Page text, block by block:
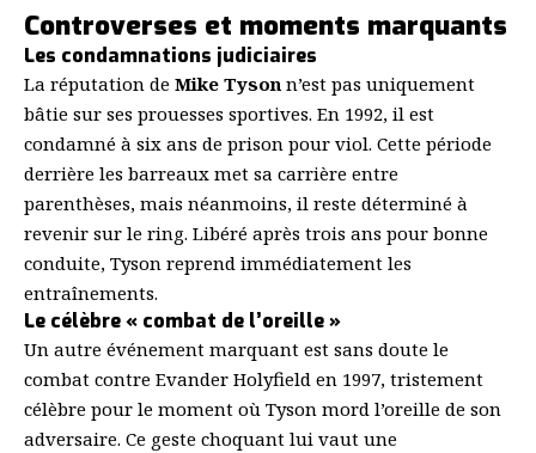
Controverses et moments marquants
Les condamnations judiciaires
La réputation de Mike Tyson n’est pas uniquement
bâtie sur ses prouesses sportives. En 1992, il est
condamné à six ans de prison pour viol. Cette période
derrière les barreaux met sa carrière entre
parenthèses, mais néanmoins, il reste déterminé à
revenir sur le ring. Libéré après trois ans pour bonne
conduite, Tyson reprend immédiatement les
entraînements.
Le célèbre « combat de l’oreille »
Un autre événement marquant est sans doute le
combat contre Evander Holyfield en 1997, tristement
célèbre pour le moment où Tyson mord l’oreille de son
adversaire. Ce geste choquant lui vaut une